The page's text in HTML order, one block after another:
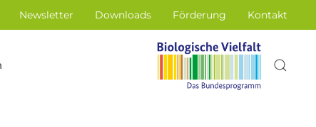
Newsletter Downloads Förderung Kontakt